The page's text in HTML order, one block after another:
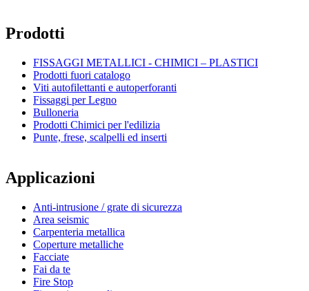
Prodotti
FISSAGGI METALLICI - CHIMICI – PLASTICI
Prodotti fuori catalogo
Viti autofilettanti e autoperforanti
Fissaggi per Legno
Bulloneria
Prodotti Chimici per l'edilizia
Punte, frese, scalpelli ed inserti
Applicazioni
Anti-intrusione / grate di sicurezza
Area seismic
Carpenteria metallica
Coperture metalliche
Facciate
Fai da te
Fire Stop